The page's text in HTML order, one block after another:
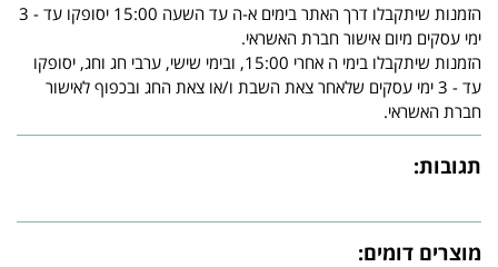
הזמנות שיתקבלו דרך האתר בימים א-ה עד השעה 15:00 יסופקו עד - 3
ימי עסקים מיום אישור חברת האשראי.
הזמנות שיתקבלו בימי ה אחרי 15:00, ובימי שישי, ערבי חג וחג, יסופקו
עד - 3 ימי עסקים שלאחר צאת השבת ו/או צאת החג ובכפוף לאישור
חברת האשראי.
תגובות:
מוצרים דומים: